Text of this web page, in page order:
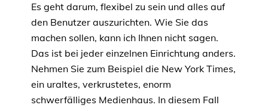
Es geht darum, flexibel zu sein und alles auf
den Benutzer auszurichten. Wie Sie das
machen sollen, kann ich Ihnen nicht sagen.
Das ist bei jeder einzelnen Einrichtung anders.
Nehmen Sie zum Beispiel die New York Times,
ein uraltes, verkrustetes, enorm
schwerfälliges Medienhaus. In diesem Fall